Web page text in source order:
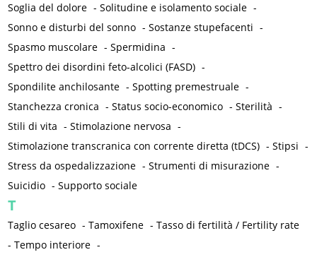
Soglia del dolore -Solitudine e isolamento sociale -
Sonno e disturbi del sonno -Sostanze stupefacenti -
Spasmo muscolare -Spermidina -
Spettro dei disordini feto-alcolici (FASD) -
Spondilite anchilosante -Spotting premestruale -
Stanchezza cronica -Status socio-economico -Sterilità -
Stili di vita -Stimolazione nervosa -
Stimolazione transcranica con corrente diretta (tDCS) -Stipsi -
Stress da ospedalizzazione -Strumenti di misurazione -
Suicidio -Supporto sociale
T
Taglio cesareo -Tamoxifene -Tasso di fertilità / Fertility rate
-Tempo interiore -